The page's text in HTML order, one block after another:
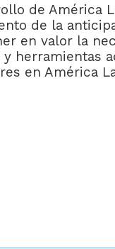
de América
de la
en valor la
herramientas
en América